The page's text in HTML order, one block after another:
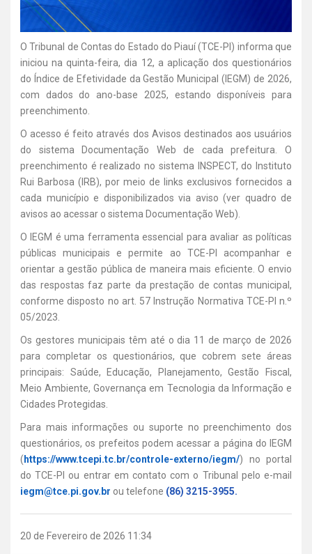
O Tribunal de Contas do Estado do Piauí (TCE-PI) informa que
iniciou na quinta-feira, dia 12, a aplicação dos questionários
do Índice de Efetividade da Gestão Municipal (IEGM) de 2026,
com dados do ano-base 2025, estando disponíveis para
preenchimento.
O acesso é feito através dos Avisos destinados aos usuários
do sistema Documentação Web de cada prefeitura. O
preenchimento é realizado no sistema INSPECT, do Instituto
Rui Barbosa (IRB), por meio de links exclusivos fornecidos a
cada município e disponibilizados via aviso (ver quadro de
avisos ao acessar o sistema Documentação Web).
O IEGM é uma ferramenta essencial para avaliar as políticas
públicas municipais e permite ao TCE-PI acompanhar e
orientar a gestão pública de maneira mais eficiente. O envio
das respostas faz parte da prestação de contas municipal,
conforme disposto no art. 57 Instrução Normativa TCE-PI n.º
05/2023.
Os gestores municipais têm até o dia 11 de março de 2026
para completar os questionários, que cobrem sete áreas
principais: Saúde, Educação, Planejamento, Gestão Fiscal,
Meio Ambiente, Governança em Tecnologia da Informação e
Cidades Protegidas.
Para mais informações ou suporte no preenchimento dos
questionários, os prefeitos podem acessar a página do IEGM
( https://www.tcepi.tc.br/controle-externo/iegm/) no portal
do TCE-PI ou entrar em contato com o Tribunal pelo e-mail
iegm@tce.pi.gov.br ou telefone (86) 3215-3955.
20 de Fevereiro de 2026 11:34